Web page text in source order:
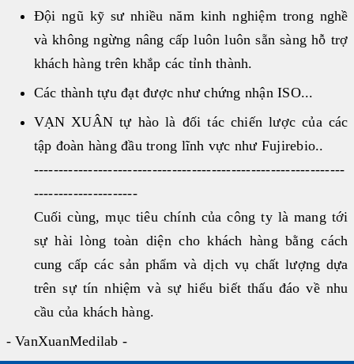
SINH HÓA
HÓA CHẤT
NHÓM MÁU
ĐÔNG MÁU
GEL CARD
THIẾT BỊ KHÁC
TEST NHANH
Đối tác
BECKMAN COULTER
FUJIREBIO
FAN
Đội ngũ kỹ sư nhiều năm kinh nghiệm trong nghề
và không ngừng nâng cấp luôn luôn sẵn sàng hỗ trợ
khách hàng trên khắp các tỉnh thành.
Các thành tựu đạt được như chứng nhận ISO...
VẠN XUÂN tự hào là đối tác chiến lược của các
tập đoàn hàng đầu trong lĩnh vực như Fujirebio..
---------------------------------------------------------------
---------------------
Cuối cùng, mục tiêu chính của công ty là mang tới
sự hài lòng toàn diện cho khách hàng bằng cách
cung cấp các sản phẩm và dịch vụ chất lượng dựa
trên sự tín nhiệm và sự hiểu biết thấu đáo về nhu
cầu của khách hàng.
- VanXuanMedilab -